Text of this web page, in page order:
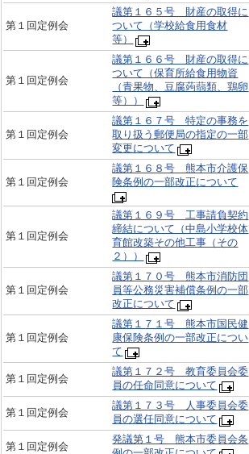
第１回定例会
議第１６５号 財産の取得に
ついて（学校給食用食材
等）
第１回定例会
議第１６６号 財産の取得に
ついて（保育所給食用物資
（青果物、豆腐蒟蒻類、鶏卵
等））
第１回定例会
議第１６７号 特定の事務を
取り扱う郵便局の指定の一部
変更について
第１回定例会
議第１６８号 熊本市介護保
険条例の一部改正について
第１回定例会
議第１６９号 工事請負契約
締結について（中島小学校体
育館改築その他工事（その
２））
第１回定例会
議第１７０号 熊本市消防団
員等公務災害補償条例の一部
改正について
第１回定例会
議第１７１号 熊本市国民健
康保険条例の一部改正につい
て
第１回定例会
議第１７２号 教育委員会委
員の任命同意について
第１回定例会
議第１７３号 人事委員会委
員の選任同意について
第１回定例会
発議第１号 熊本市委員会条